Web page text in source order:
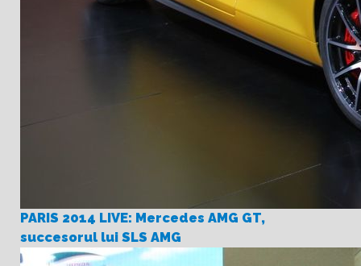
PARIS 2014 LIVE: Mercedes AMG GT,
succesorul lui SLS AMG